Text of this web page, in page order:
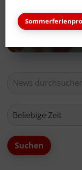
Neues